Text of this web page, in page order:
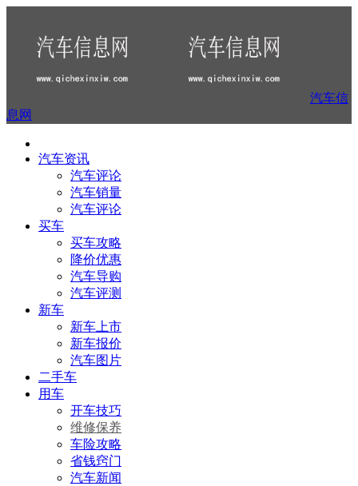
汽车信
息网
汽车资讯
汽车评论
汽车销量
汽车评论
买车
买车攻略
降价优惠
汽车导购
汽车评测
新车
新车上市
新车报价
汽车图片
二手车
用车
开车技巧
维修保养
车险攻略
省钱窍门
汽车新闻